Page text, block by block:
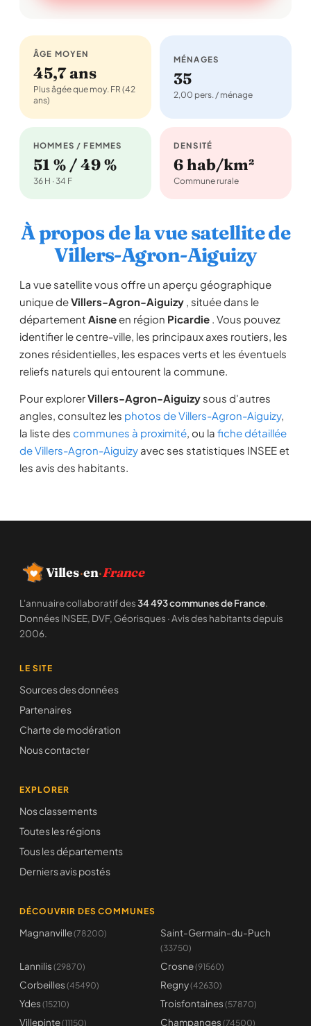
ÂGE MOYEN
45,7 ans
Plus âgée que moy. FR (42
ans)
MÉNAGES
35
2,00 pers. / ménage
HOMMES / FEMMES
51 % / 49 %
36 H · 34 F
DENSITÉ
6 hab/km²
Commune rurale
À propos de la vue satellite de
Villers-Agron-Aiguizy
La vue satellite vous offre un aperçu géographique
unique deVillers-Agron-Aiguizy , située dans le
département Aisneen région Picardie . Vous pouvez
identifier le centre-ville, les principaux axes routiers, les
zones résidentielles, les espaces verts et les éventuels
reliefs naturels qui entourent la commune.
Pour explorerVillers-Agron-Aiguizy sous d'autres
angles, consultez les photos de Villers-Agron-Aiguizy,
la liste des communes à proximité, ou la fiche détaillée
de Villers-Agron-Aiguizy avec ses statistiques INSEE et
les avis des habitants.
Villes·en·France
L'annuaire collaboratif des34 493 communes de France.
Données INSEE, DVF, Géorisques · Avis des habitants depuis
2006.
LE SITE
Sources des données
Partenaires
Charte de modération
Nous contacter
EXPLORER
Nos classements
Toutes les régions
Tous les départements
Derniers avis postés
DÉCOUVRIR DES COMMUNES
Magnanville(78200) Saint-Germain-du-Puch
(33750)
Lannilis (29870) Crosne(91560)
Corbeilles (45490) Regny(42630)
Ydes (15210) Troisfontaines (57870)
Villepinte(11150) Champanges (74500)